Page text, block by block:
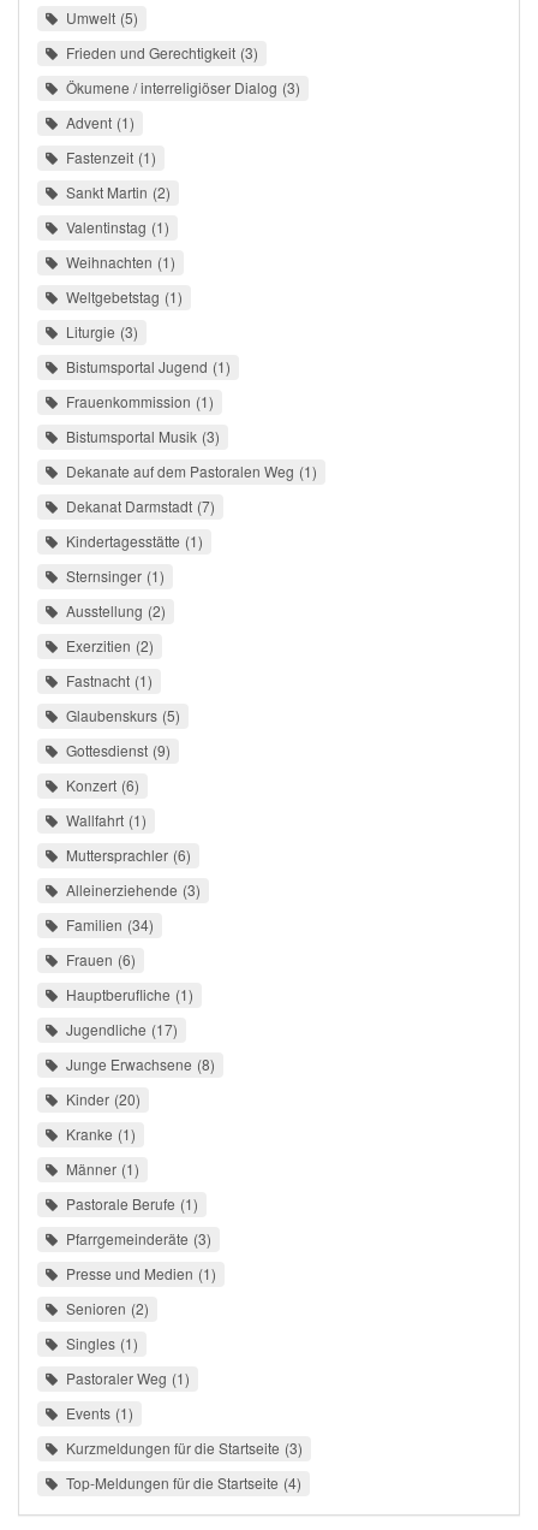
Umwelt 5
Frieden und Gerechtigkeit 3
Ökumene / interreligiöser Dialog 3
Advent 1
Fastenzeit 1
Sankt Martin 2
Valentinstag 1
Weihnachten 1
Weltgebetstag 1
Liturgie 3
Bistumsportal Jugend 1
Frauenkommission 1
Bistumsportal Musik 3
Dekanate auf dem Pastoralen Weg 1
Dekanat Darmstadt 7
Kindertagesstätte 1
Sternsinger 1
Ausstellung 2
Exerzitien 2
Fastnacht 1
Glaubenskurs 5
Gottesdienst 9
Konzert 6
Wallfahrt 1
Muttersprachler 6
Alleinerziehende 3
Familien 34
Frauen 6
Hauptberufliche 1
Jugendliche 17
Junge Erwachsene 8
Kinder 20
Kranke 1
Männer 1
Pastorale Berufe 1
Pfarrgemeinderäte 3
Presse und Medien 1
Senioren 2
Singles 1
Pastoraler Weg 1
Events 1
Kurzmeldungen für die Startseite 3
Top-Meldungen für die Startseite 4